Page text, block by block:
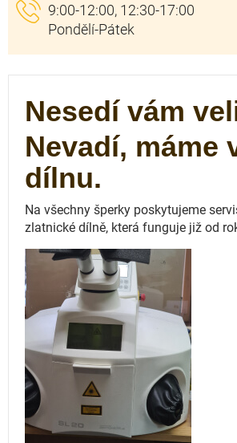
Nesedí vám
Nevadí, máme
dílnu.
Na všechny šperky poskytujeme
zlatnické dílně, která funguje již od